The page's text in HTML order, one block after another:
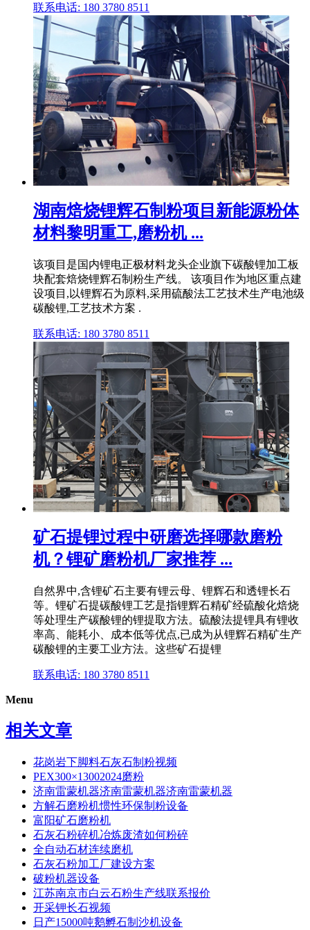
联系电话: 180 3780 8511
湖南焙烧锂辉石制粉项目新能源粉体
材料黎明重工,磨粉机 ...
该项目是国内锂电正极材料龙头企业旗下碳酸锂加工板
块配套焙烧锂辉石制粉生产线。 该项目作为地区重点建
设项目,以锂辉石为原料,采用硫酸法工艺技术生产电池级
碳酸锂,工艺技术方案 .
联系电话: 180 3780 8511
矿石提锂过程中研磨选择哪款磨粉
机？锂矿磨粉机厂家推荐 ...
自然界中,含锂矿石主要有锂云母、锂辉石和透锂长石
等。锂矿石提碳酸锂工艺是指锂辉石精矿经硫酸化焙烧
等处理生产碳酸锂的锂提取方法。硫酸法提锂具有锂收
率高、能耗小、成本低等优点,已成为从锂辉石精矿生产
碳酸锂的主要工业方法。这些矿石提锂
联系电话: 180 3780 8511
Menu
相关文章
花岗岩下脚料石灰石制粉视频
PEX300×13002024磨粉
济南雷蒙机器济南雷蒙机器济南雷蒙机器
方解石磨粉机惯性环保制粉设备
富阳矿石磨粉机
石灰石粉碎机冶炼废渣如何粉碎
全自动石材连续磨机
石灰石粉加工厂建设方案
破粉机器设备
江苏南京市白云石粉生产线联系报价
开采钾长石视频
日产15000吨鹅孵石制沙机设备